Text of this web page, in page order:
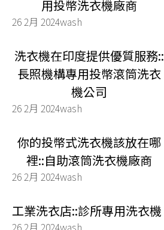
用投幣洗衣機廠商
26 2月 2024wash
洗衣機在印度提供優質服務::
長照機構專用投幣滾筒洗衣
機公司
26 2月 2024wash
你的投幣式洗衣機該放在哪
裡::自助滾筒洗衣機廠商
26 2月 2024wash
工業洗衣店::診所專用洗衣機
26 2月 2024wash